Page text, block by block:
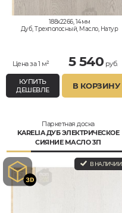
188x2266, 14мм
Дуб, Трехполосный, Масло, Натур
Цена за 1 м² 5 540 руб.
КУПИТЬ
ДЕШЕВЛЕ
В КОРЗИНУ
Паркетная доска
KARELIA ДУБ ЭЛЕКТРИЧЕСКОЕ
СИЯНИЕ МАСЛО 3П
В НАЛИЧИИ